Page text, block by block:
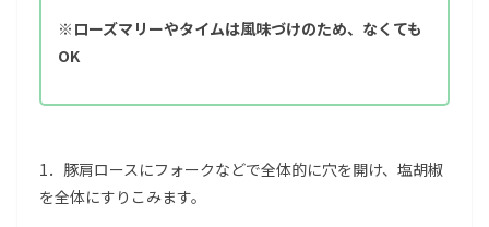
※ローズマリーやタイムは風味づけのため、なくても
OK
1．豚肩ロースにフォークなどで全体的に穴を開け、塩胡椒
を全体にすりこみます。